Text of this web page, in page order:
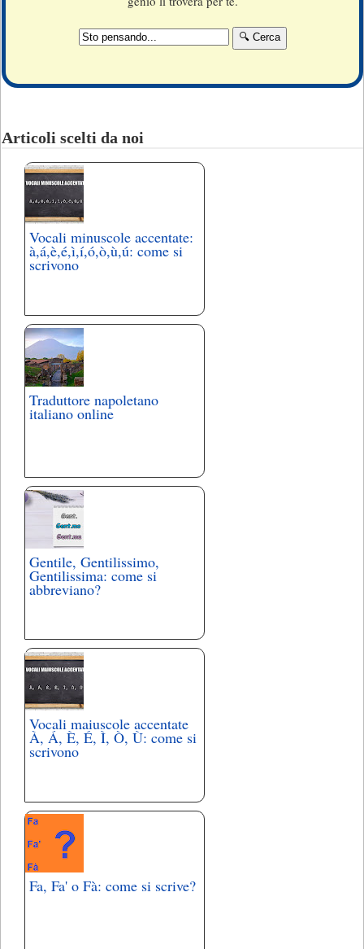
Articoli scelti da noi
Vocali minuscole accentate:
à,á,è,é,ì,í,ó,ò,ù,ú: come si
scrivono
Traduttore napoletano
italiano online
Gentile, Gentilissimo,
Gentilissima: come si
abbreviano?
Vocali maiuscole accentate
À, Á, È, É, Ì, Ò, Ù: come si
scrivono
Fa, Fa' o Fà: come si scrive?